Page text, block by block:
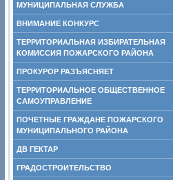
МУНИЦИПАЛЬНАЯ СЛУЖБА
ВНИМАНИЕ КОНКУРС
ТЕРРИТОРИАЛЬНАЯ ИЗБИРАТЕЛЬНАЯ
КОМИССИЯ ПОЖАРСКОГО РАЙОНА
ПРОКУРОР РАЗЪЯСНЯЕТ
ТЕРРИТОРИАЛЬНОЕ ОБЩЕСТВЕННОЕ
САМОУПРАВЛЕНИЕ
ПОЧЕТНЫЕ ГРАЖДАНЕ ПОЖАРСКОГО
МУНИЦИПАЛЬНОГО РАЙОНА
ДВ ГЕКТАР
ГРАДОСТРОИТЕЛЬСТВО